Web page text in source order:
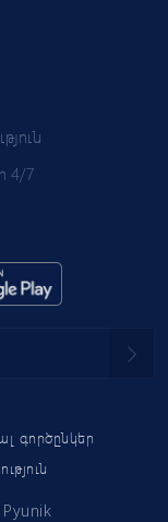
գործընկեր
4/7